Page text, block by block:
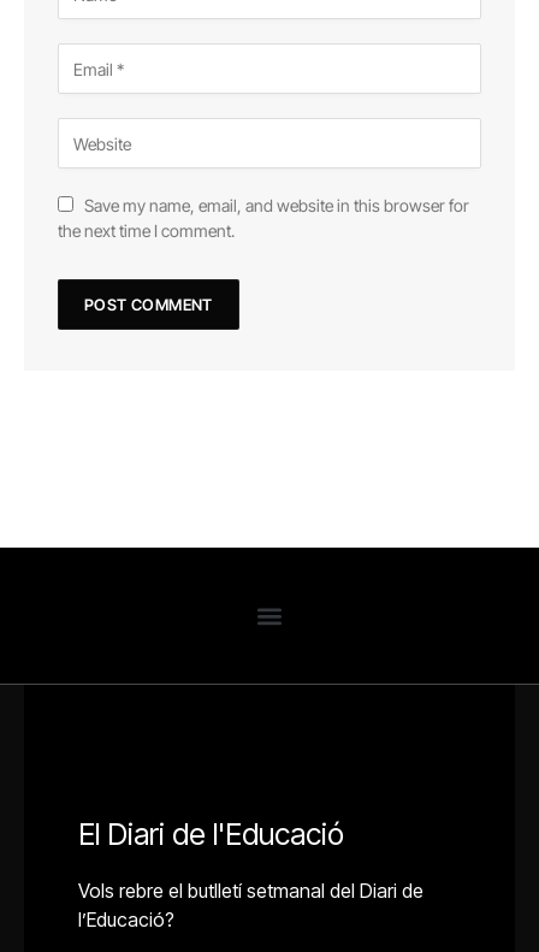
Save my name, email, and website in this browser for
the next time I comment.